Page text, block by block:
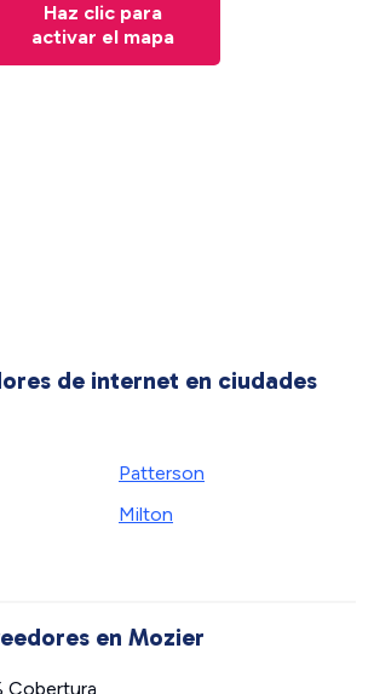
Haz clic para
activar el mapa
de internet en ciudades
Patterson
Milton
en Mozier